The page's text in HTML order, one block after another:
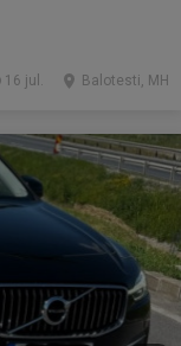
Balotesti, MH
16 jul.